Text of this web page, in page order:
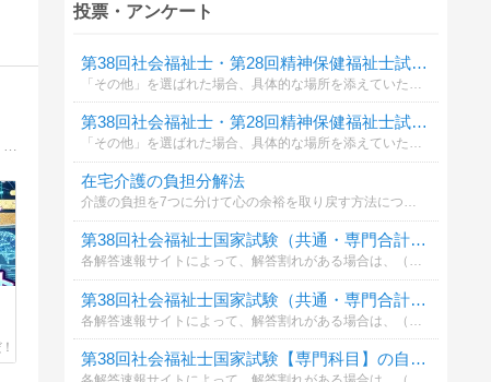
統合失調症という障害を抱えながらフリーランスとして働いているたちばなのブログです。自分らしく働くためのちょっとしたコツや、障害を負けない考え方などを紹介します。統合失調症だけど将来働きたい方に向けて、前向きなメッセージを発信しています。
投票・アンケート
第38回社会福祉士・第28回精神保健福祉士試験合格発表当日どのように確認しますか？
「その他」を選ばれた場合、具体的な場所を添えていただけると参考になります。
第38回社会福祉士・第28回精神保健福祉士試験合格発表当日どのように確認しますか？
「その他」を選ばれた場合、具体的な場所を添えていただけると参考になります。
在宅介護の負担分解法
介護の負担を7つに分けて心の余裕を取り戻す方法について
第38回社会福祉士国家試験（共通・専門合計）の自己採点結果を教えてください。
各解答速報サイトによって、解答割れがある場合は、（例：けあサポでの採点結果より）等と添えてください。
第38回社会福祉士国家試験（共通・専門合計）の自己採点結果を教えてください。
第38回社会福祉士国家試験【専門科目】の自己採点結果を教えてください。